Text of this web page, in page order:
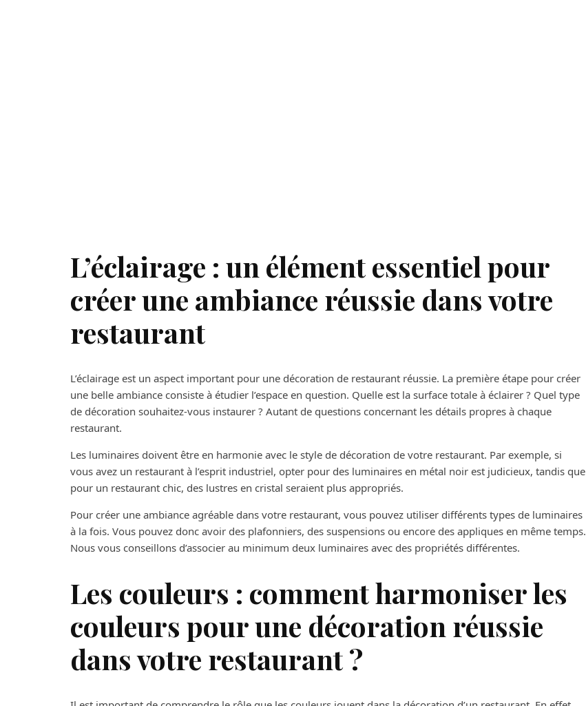
L’éclairage : un élément essentiel pour
créer une ambiance réussie dans votre
restaurant
L’éclairage est un aspect important pour une décoration de restaurant réussie. La première étape pour créer
une belle ambiance consiste à étudier l’espace en question. Quelle est la surface totale à éclairer ? Quel type
de décoration souhaitez-vous instaurer ? Autant de questions concernant les détails propres à chaque
restaurant.
Les luminaires doivent être en harmonie avec le style de décoration de votre restaurant. Par exemple, si
vous avez un restaurant à l’esprit industriel, opter pour des luminaires en métal noir est judicieux, tandis que
pour un restaurant chic, des lustres en cristal seraient plus appropriés.
Pour créer une ambiance agréable dans votre restaurant, vous pouvez utiliser différents types de luminaires
à la fois. Vous pouvez donc avoir des plafonniers, des suspensions ou encore des appliques en même temps.
Nous vous conseillons d’associer au minimum deux luminaires avec des propriétés différentes.
Les couleurs : comment harmoniser les
couleurs pour une décoration réussie
dans votre restaurant ?